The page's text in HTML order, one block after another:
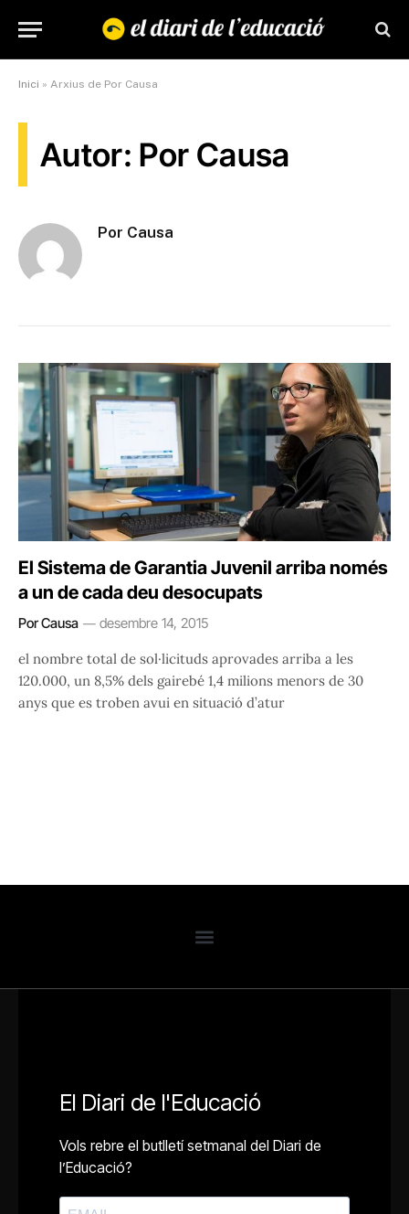
Inici » Arxius de Por Causa
Autor: Por Causa
Por Causa
El Sistema de Garantia Juvenil arriba només
a un de cada deu desocupats
Por Causa desembre 14, 2015
el nombre total de sol·licituds aprovades arriba a les
120.000, un 8,5% dels gairebé 1,4 milions menors de 30
anys que es troben avui en situació d’atur